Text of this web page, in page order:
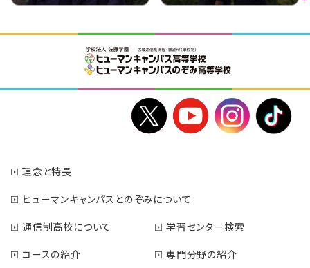
理念と特長
ヒューマンキャンパスとのぞみについて
通信制高校について
学習センター検索
コースの紹介
専門分野の紹介